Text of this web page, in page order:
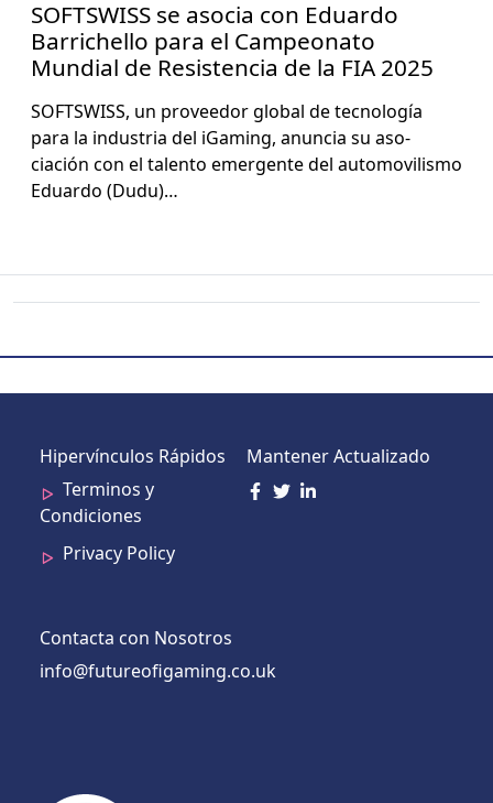
SOFTSWISS se asocia con Eduardo
Barrichello para el Campeonato
Mundial de Resistencia de la FIA 2025
SOFTSWISS, un provee­dor glob­al de tec­nología
para la indus­tria del iGam­ing, anun­cia su aso­
ciación con el tal­en­to emer­gente del auto­movil­is­mo
Eduar­do (Dudu)…
Hipervínculos Rápidos
Terminos y
Condiciones
Privacy Policy
Mantener Actualizado
Contacta con Nosotros
info@futureofigaming.co.uk